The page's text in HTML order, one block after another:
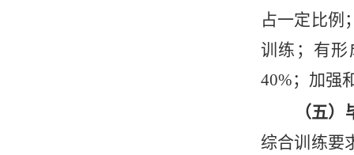
占一定比例
训练；有
40%；加强
（五
综合训练要